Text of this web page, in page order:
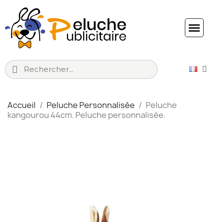
Accueil Peluche Personnalisée
Peluche
kangourou 44cm. Peluche personnalisée.